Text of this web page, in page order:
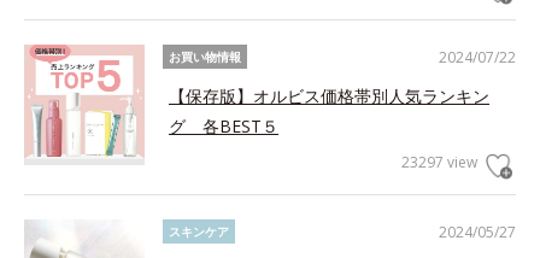
2024/07/22
お買い物情報
【保存版】オルビス価格帯別人気ランキン
グ 各BEST５
23297 view
2024/05/27
スキンケア